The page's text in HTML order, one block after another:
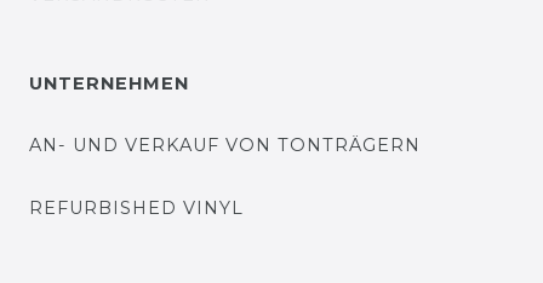
UNTERNEHMEN
AN- UND VERKAUF VON TONTRÄGERN
REFURBISHED VINYL